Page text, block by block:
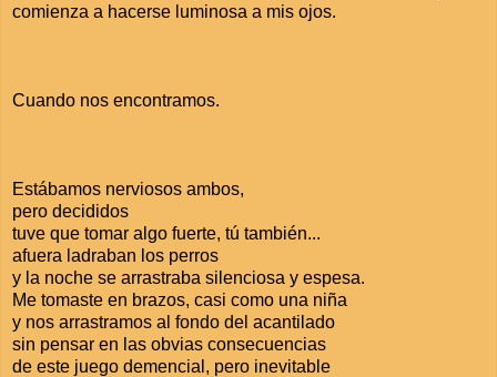
comienza a hacerse luminosa a mis ojos.
Cuando nos encontramos.
Estábamos nerviosos ambos,
pero decididos
tuve que tomar algo fuerte, tú también...
afuera ladraban los perros
y la noche se arrastraba silenciosa y espesa.
Me tomaste en brazos, casi como una niña
y nos arrastramos al fondo del acantilado
sin pensar en las obvias consecuencias
de este juego demencial, pero inevitable